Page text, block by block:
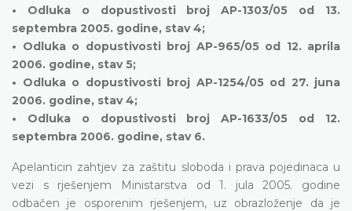
• Odluka o dopustivosti broj AP-1303/05 od 13.
septembra 2005. godine, stav 4;
• Odluka o dopustivosti broj AP-965/05 od 12. aprila
2006. godine, stav 5;
• Odluka o dopustivosti broj AP-1254/05 od 27. juna
2006. godine, stav 4;
• Odluka o dopustivosti broj AP-1633/05 od 12.
septembra 2006. godine, stav 6.
Apelanticin zahtjev za zaštitu sloboda i prava pojedinaca u
vezi s rješenjem Ministarstva od 1. jula 2005. godine
odbačen je osporenim rješenjem, uz obrazloženje da je